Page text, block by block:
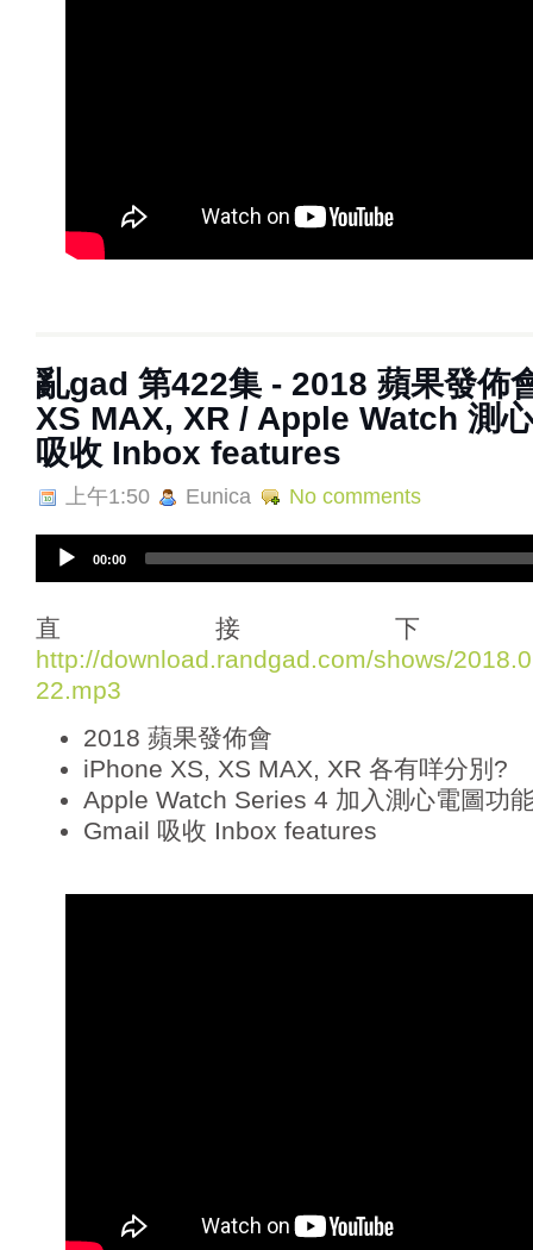
亂gad 第422集 - 2018 蘋果發佈
XS MAX, XR / Apple Watch 測
吸收 Inbox features
上午1:50 Eunica No comments
i
o
P
l
00:00
直接
http://download.randgad.com/shows/
22.mp3
2018 蘋果發佈會
iPhone XS, XS MAX, XR 各有咩分別?
Apple Watch Series 4 加入測心電圖功
Gmail 吸收 Inbox features